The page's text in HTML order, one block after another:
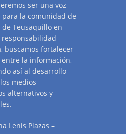
ser una voz
la comunidad de
Teusaquillo en
responsabilidad
buscamos fortalecer
entre la información,
así al desarrollo
medios
alternativos y
Lenis Plazas –